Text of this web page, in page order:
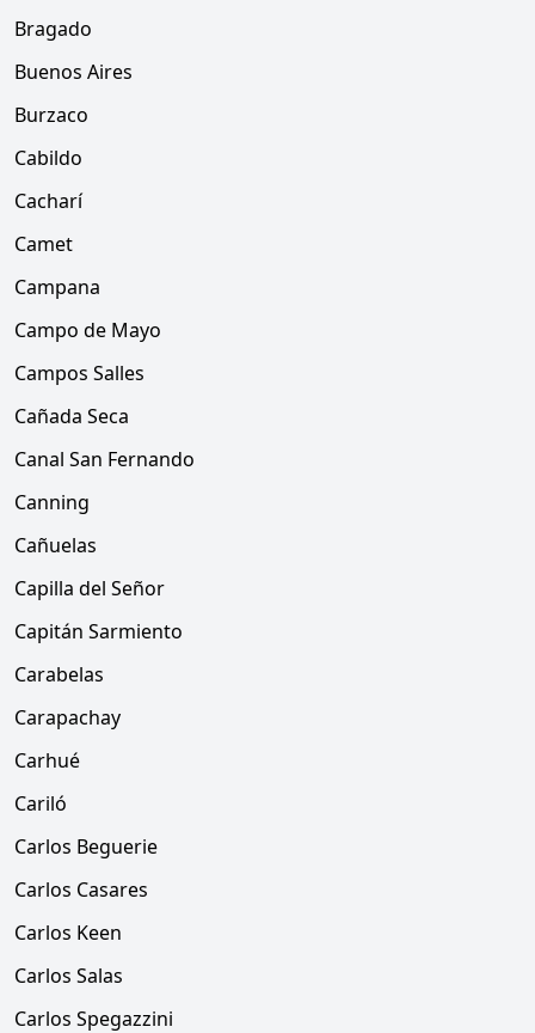
Bragado
Buenos Aires
Burzaco
Cabildo
Cacharí
Camet
Campana
Campo de Mayo
Campos Salles
Cañada Seca
Canal San Fernando
Canning
Cañuelas
Capilla del Señor
Capitán Sarmiento
Carabelas
Carapachay
Carhué
Cariló
Carlos Beguerie
Carlos Casares
Carlos Keen
Carlos Salas
Carlos Spegazzini